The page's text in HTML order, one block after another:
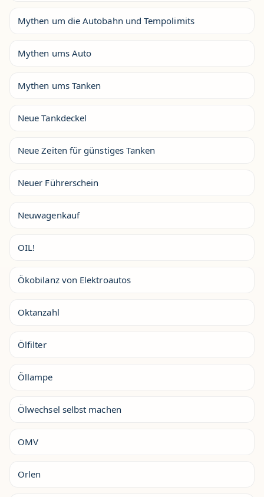
Mythen um die Autobahn und Tempolimits
Mythen ums Auto
Mythen ums Tanken
Neue Tankdeckel
Neue Zeiten für günstiges Tanken
Neuer Führerschein
Neuwagenkauf
OIL!
Ökobilanz von Elektroautos
Oktanzahl
Ölfilter
Öllampe
Ölwechsel selbst machen
OMV
Orlen